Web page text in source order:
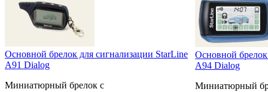
Основной брелок для сигнализации StarLine
A91 Dialog
Миниатюрный брелок с
Основной
A94 Dialog
Миниатюрный